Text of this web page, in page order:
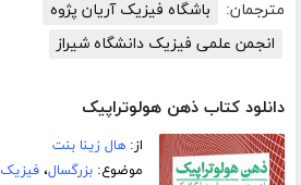
مترجمان:
باشگاه فیزیک آریان پژوه
انجمن علمی فیزیک دانشگاه شیراز
دانلود کتاب ذهن هولوتراپیک
از:هال زینا بنت
موضوع:بزرگسال،فیزیک